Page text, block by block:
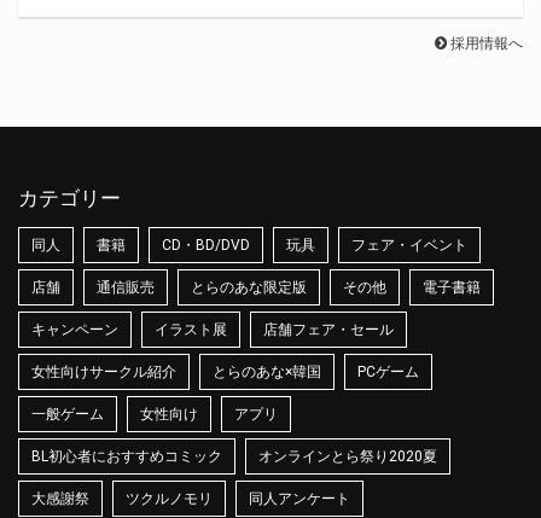
採用情報へ
カテゴリー
同人 書籍 CD・BD/DVD 玩具 フェア・イベント
店舗 通信販売 とらのあな限定版 その他 電子書籍
キャンペーン イラスト展 店舗フェア・セール
女性向けサークル紹介 とらのあな×韓国 PCゲーム
一般ゲーム 女性向け アプリ
BL初心者におすすめコミック オンラインとら祭り2020夏
大感謝祭 ツクルノモリ 同人アンケート